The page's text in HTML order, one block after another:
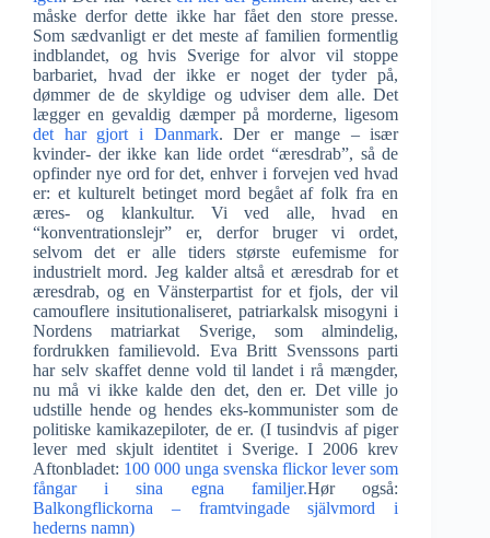
måske derfor dette ikke har fået den store presse.
Som sædvanligt er det meste af familien formentlig
indblandet, og hvis Sverige for alvor vil stoppe
barbariet, hvad der ikke er noget der tyder på,
dømmer de de skyldige og udviser dem alle. Det
lægger en gevaldig dæmper på morderne, ligesom
det har gjort i Danmark. Der er mange – især
kvinder- der ikke kan lide ordet “æresdrab”, så de
opfinder nye ord for det, enhver i forvejen ved hvad
er: et kulturelt betinget mord begået af folk fra en
æres- og klankultur. Vi ved alle, hvad en
“konventrationslejr” er, derfor bruger vi ordet,
selvom det er alle tiders største eufemisme for
industrielt mord. Jeg kalder altså et æresdrab for et
æresdrab, og en Vänsterpartist for et fjols, der vil
camouflere insitutionaliseret, patriarkalsk misogyni i
Nordens matriarkat Sverige, som almindelig,
fordrukken familievold. Eva Britt Svenssons parti
har selv skaffet denne vold til landet i rå mængder,
nu må vi ikke kalde den det, den er. Det ville jo
udstille hende og hendes eks-kommunister som de
politiske kamikazepiloter, de er. (I tusindvis af piger
lever med skjult identitet i Sverige. I 2006 krev
Aftonbladet: 100 000 unga svenska flickor lever som
fångar i sina egna familjer.Hør også:
Balkongflickorna – framtvingade självmord i
hederns namn)